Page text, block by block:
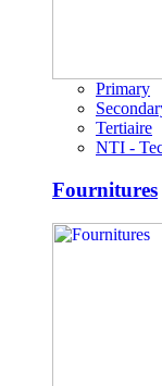
Primary
Tertiaire
NTI -
Fournitures